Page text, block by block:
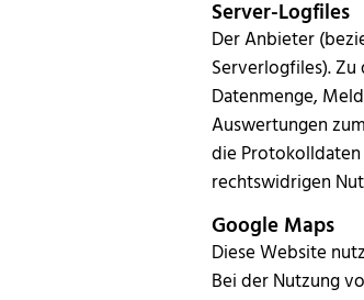
Server-Logfiles
Der Anbieter
Serverlogfiles).
Datenmenge,
Auswertungen
die
rechtswidrigen
Google Maps
Diese Website
Bei der Nutzung